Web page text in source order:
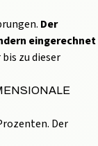
Der
eingerechnet
zu dieser
Der